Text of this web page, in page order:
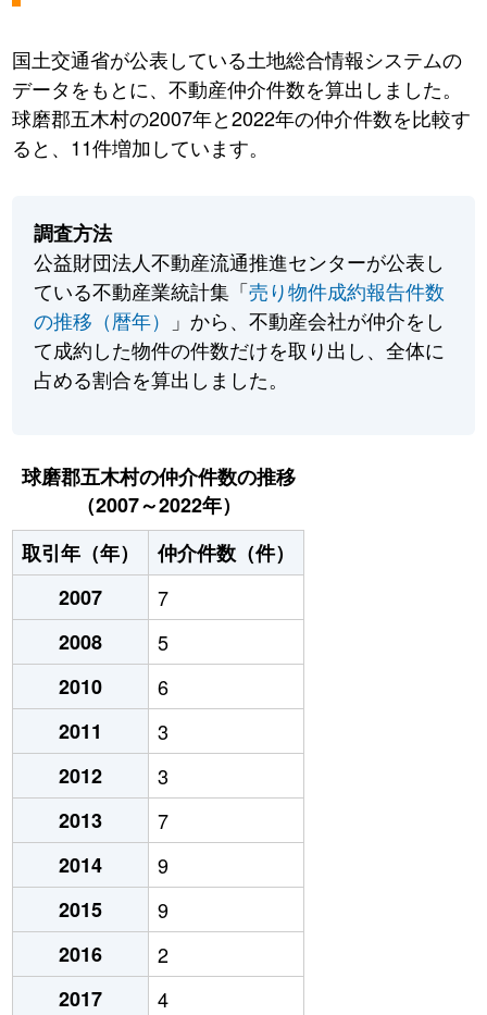
国土交通省が公表している土地総合情報システムの
データをもとに、不動産仲介件数を算出しました。
球磨郡五木村の2007年と2022年の仲介件数を比較す
ると、11件増加しています。
調査方法
公益財団法人不動産流通推進センターが公表し
ている不動産業統計集「売り物件成約報告件数
の推移（暦年）
」から、不動産会社が仲介をし
て成約した物件の件数だけを取り出し、全体に
占める割合を算出しました。
球磨郡五木村の仲介件数の推移
（2007～2022年）
取引年（年）
仲介件数（件）
2007
7
2008
5
2010
6
2011
3
2012
3
2013
7
2014
9
2015
9
2016
2
2017
4